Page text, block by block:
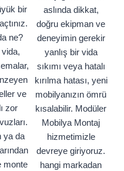
bir
ne?
ve
zor
ya da
monte
aslında dikkat,
doğru ekipman ve
deneyimin gerekir
yanlış bir vida
sıkımı veya hatalı
kırılma hatası, yeni
mobilyanızın ömrü
kısalabilir. Modüler
Mobilya Montaj
hizmetimizle
devreye giriyoruz.
hangi markadan